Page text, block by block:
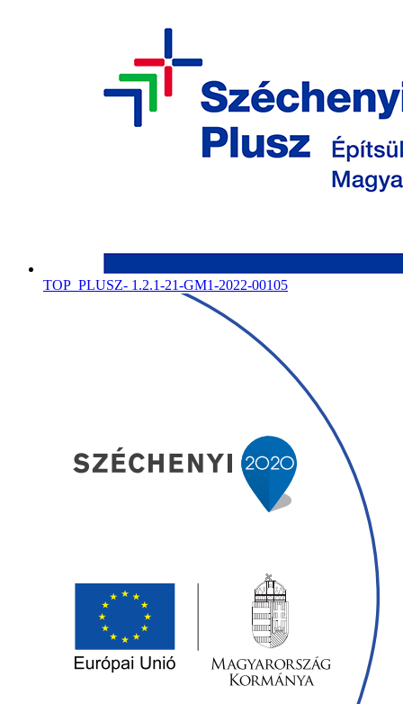
TOP_PLUSZ- 1.2.1-21-GM1-2022-00105